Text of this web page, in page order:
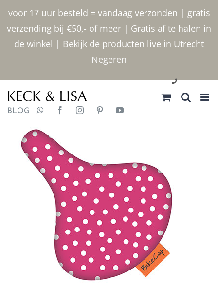
voor 17 uur besteld = vandaag verzonden | gratis
verzending bij €50,- of meer | Gratis af te halen in
de winkel | Bekijk de producten live in Utrecht
Negeren
inhoud
030 2400000
BLOG